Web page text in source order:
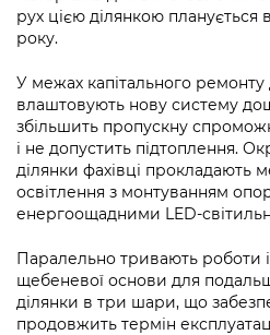
Підприємства, установи,
Kyiv International Relations
Річні звіти
Гендерна політика
Безбар'єрність
Портал Захисників та
Безбар'єрність
Портал послуг
Міський застосунок
Важливе під час
Уряд» – місцевий рівень»
Про відкриті дані
Публічні дашборди
рух цією ділянкою планується
року.
У межах капітального
влаштовують нову систему
збільшить пропускну
і не допустить підтоплення.
ділянки фахівці прокладають
освітлення з монтуванням
енергоощадними LED-
Паралельно тривають роботи
щебеневої основи для
ділянки в три шари, що
продовжить термін